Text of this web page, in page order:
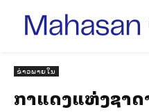
ຂ່າວພາຍໃນ
ກາແດງແຫ່ງຊາດ